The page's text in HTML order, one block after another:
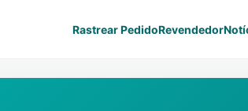
Rastrear PedidoRevendedor